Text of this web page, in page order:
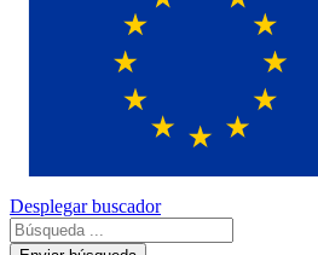
Desplegar buscador